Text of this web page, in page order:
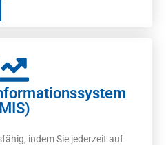
indem Sie jederzeit auf